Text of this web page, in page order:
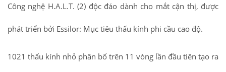
Công nghệ H.A.L.T. (2) độc đáo dành cho mắt cận thị, được
phát triển bởi Essilor: Mục tiêu thấu kính phi cầu cao độ.
1021 thấu kính nhỏ phân bố trên 11 vòng lần đầu tiên tạo ra